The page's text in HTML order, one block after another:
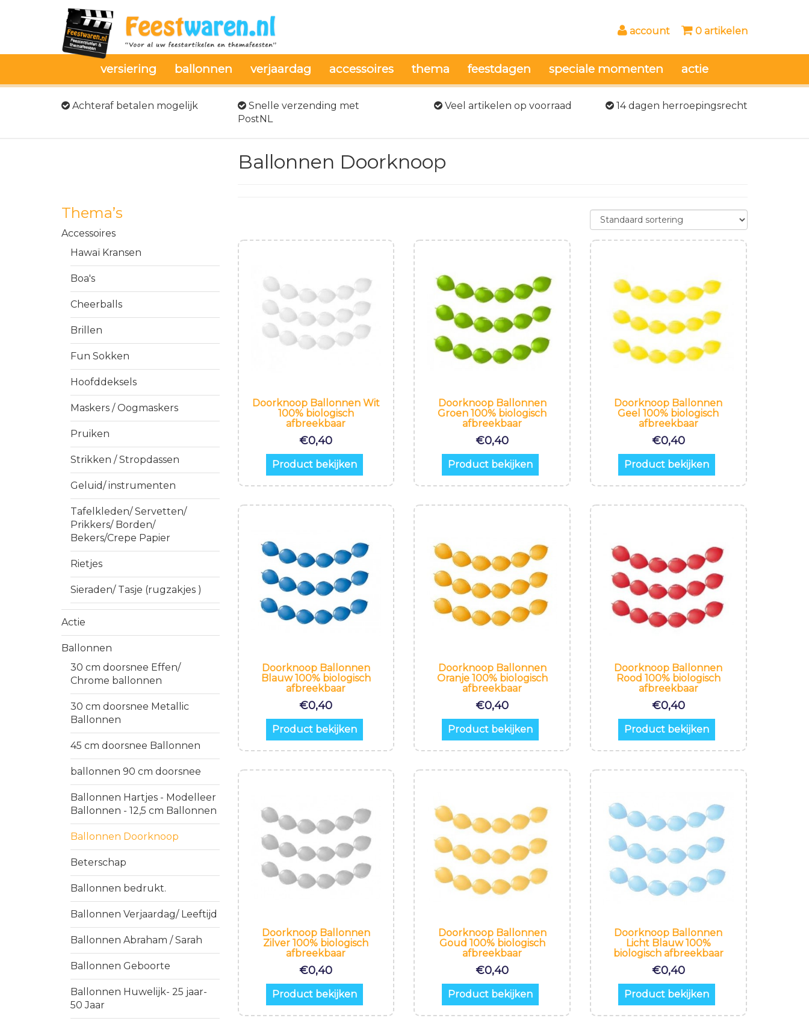
account 0 artikelen
versiering ballonnen verjaardag accessoires thema feestdagen speciale momenten actie
Achteraf betalen mogelijk
Snelle verzending met
PostNL
Veel artikelen op voorraad 14 dagen herroepingsrecht
Thema’s
Accessoires
Hawaï Kransen
Boa's
Cheerballs
Brillen
Fun Sokken
Hoofddeksels
Maskers / Oogmaskers
Pruiken
Strikken / Stropdassen
Geluid/ instrumenten
Tafelkleden/ Servetten/
Prikkers/ Borden/
Bekers/Crepe Papier
Rietjes
Sieraden/ Tasje (rugzakjes )
Actie
Ballonnen
30 cm doorsnee Effen/
Chrome ballonnen
30 cm doorsnee Metallic
Ballonnen
45 cm doorsnee Ballonnen
ballonnen 90 cm doorsnee
Ballonnen Hartjes - Modelleer
Ballonnen - 12,5 cm Ballonnen
Ballonnen Doorknoop
Beterschap
Ballonnen bedrukt.
Ballonnen Verjaardag/ Leeftijd
Ballonnen Abraham / Sarah
Ballonnen Geboorte
Ballonnen Huwelijk- 25 jaar-
50 Jaar
Ballonnen Doorknoop
Doorknoop Ballonnen Wit
100% biologisch
afbreekbaar
€0,40
Product bekijken
Doorknoop Ballonnen
Groen 100% biologisch
afbreekbaar
€0,40
Product bekijken
Doorknoop Ballonnen
Geel 100% biologisch
afbreekbaar
€0,40
Product bekijken
Doorknoop Ballonnen
Blauw 100% biologisch
afbreekbaar
€0,40
Product bekijken
Doorknoop Ballonnen
Oranje 100% biologisch
afbreekbaar
€0,40
Product bekijken
Doorknoop Ballonnen
Rood 100% biologisch
afbreekbaar
€0,40
Product bekijken
Doorknoop Ballonnen
Zilver 100% biologisch
afbreekbaar
€0,40
Product bekijken
Doorknoop Ballonnen
Goud 100% biologisch
afbreekbaar
€0,40
Product bekijken
Doorknoop Ballonnen
Licht Blauw 100%
biologisch afbreekbaar
€0,40
Product bekijken